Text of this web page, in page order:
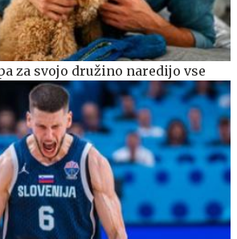
za svojo družino naredijo vse